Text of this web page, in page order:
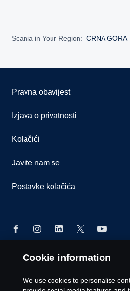
Scania in Your Region: CRNA GORA
Pravna obavijest
Izjava o privatnosti
Kolačići
Javite nam se
Postavke kolačića
Scania Crna Gora d.o.o. Bandići bb,
Cookie information
We use cookies to personalise